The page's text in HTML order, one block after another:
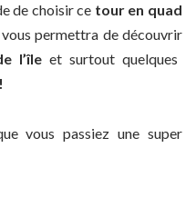
de choisir ce tour en quad
permettra de découvrir
l’îleet surtout quelques
vous passiez une super